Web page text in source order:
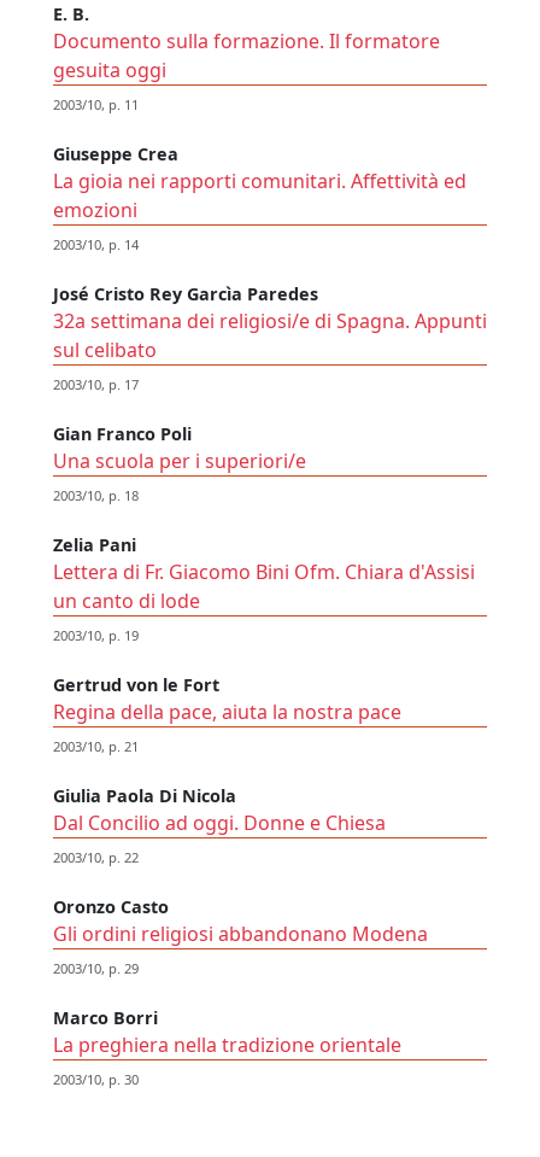
E. B.
Documento sulla formazione. Il formatore
gesuita oggi
2003/10, p. 11
Giuseppe Crea
La gioia nei rapporti comunitari. Affettività ed
emozioni
2003/10, p. 14
José Cristo Rey Garcìa Paredes
32a settimana dei religiosi/e di Spagna. Appunti
sul celibato
2003/10, p. 17
Gian Franco Poli
Una scuola per i superiori/e
2003/10, p. 18
Zelia Pani
Lettera di Fr. Giacomo Bini Ofm. Chiara d'Assisi
un canto di lode
2003/10, p. 19
Gertrud von le Fort
Regina della pace, aiuta la nostra pace
2003/10, p. 21
Giulia Paola Di Nicola
Dal Concilio ad oggi. Donne e Chiesa
2003/10, p. 22
Oronzo Casto
Gli ordini religiosi abbandonano Modena
2003/10, p. 29
Marco Borri
La preghiera nella tradizione orientale
2003/10, p. 30